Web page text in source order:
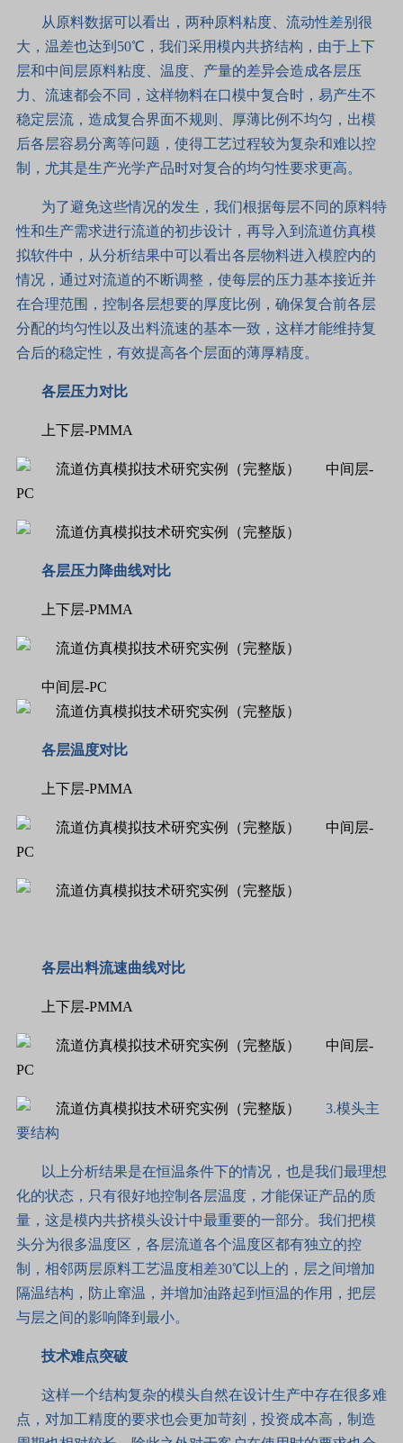
从原料数据可以看出，两种原料粘度、流动性差别很
大，温差也达到50℃，我们采用模内共挤结构，由于上下
层和中间层原料粘度、温度、产量的差异会造成各层压
力、流速都会不同，这样物料在口模中复合时，易产生不
稳定层流，造成复合界面不规则、厚薄比例不均匀，出模
后各层容易分离等问题，使得工艺过程较为复杂和难以控
制，尤其是生产光学产品时对复合的均匀性要求更高。
为了避免这些情况的发生，我们根据每层不同的原料特
性和生产需求进行流道的初步设计，再导入到流道仿真模
拟软件中，从分析结果中可以看出各层物料进入模腔内的
情况，通过对流道的不断调整，使每层的压力基本接近并
在合理范围，控制各层想要的厚度比例，确保复合前各层
分配的均匀性以及出料流速的基本一致，这样才能维持复
合后的稳定性，有效提高各个层面的薄厚精度。
各层压力对比
上下层-PMMA
中间层-
PC
各层压力降曲线对比
上下层-PMMA
中间层-PC
各层温度对比
上下层-PMMA
中间层-
PC
各层出料流速曲线对比
上下层-PMMA
中间层-
PC
3.模头主
要结构
以上分析结果是在恒温条件下的情况，也是我们最理想
化的状态，只有很好地控制各层温度，才能保证产品的质
量，这是模内共挤模头设计中最重要的一部分。我们把模
头分为很多温度区，各层流道各个温度区都有独立的控
制，相邻两层原料工艺温度相差30℃以上的，层之间增加
隔温结构，防止窜温，并增加油路起到恒温的作用，把层
与层之间的影响降到最小。
技术难点突破
这样一个结构复杂的模头自然在设计生产中存在很多难
点，对加工精度的要求也会更加苛刻，投资成本高，制造